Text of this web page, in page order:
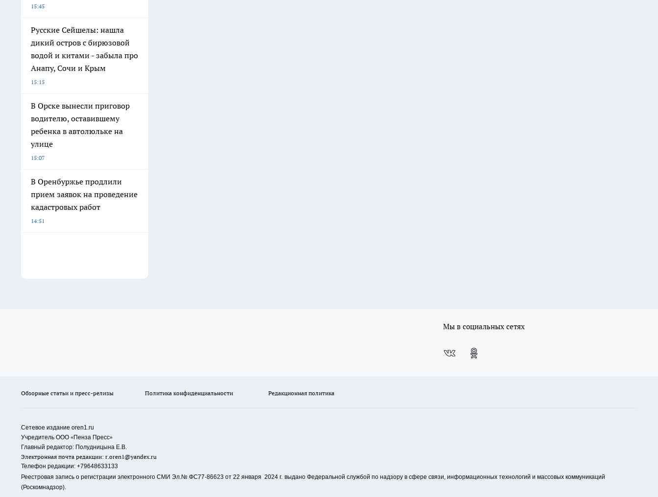
15:45
Русские Сейшелы: нашла
дикий остров с бирюзовой
водой и китами - забыла про
Анапу, Сочи и Крым
15:15
В Орске вынесли приговор
водителю, оставившему
ребенка в автолюльке на
улице
15:07
В Оренбуржье продлили
прием заявок на проведение
кадастровых работ
14:51
Мы в социальных сетях
Обзорные статьи и пресс-релизы Политика конфиденциальности Редакционная политика
Сетевое издание oren1.ru
Учредитель ООО «Пенза Пресс»
Главный редактор: Полудницына Е.В.
Электронная почта редакции: r.oren1@yandex.ru
Телефон редакции: +79648633133
Реестровая запись о регистрации электронного СМИ Эл.№ ФС77-86623 от 22 января 2024 г. выдано Федеральной службой по надзору в сфере связи, информационных технологий и массовых коммуникаций
(Роскомнадзор).